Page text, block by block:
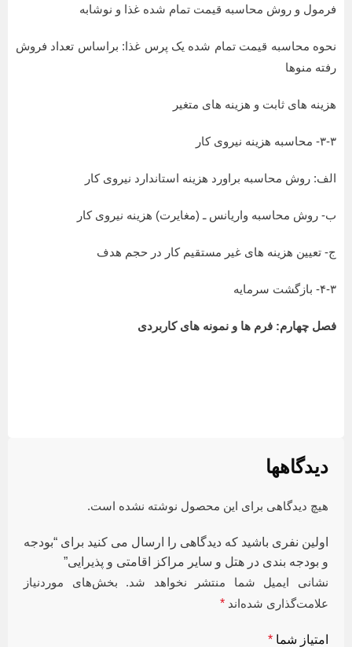
فرمول و روش محاسبه قیمت تمام شده غذا و نوشابه
نحوه محاسبه قیمت تمام شده یک پرس غذا: براساس تعداد فروش
رفته منو‌ها
هزینه های ثابت و هزینه های متغیر
۳-۳- محاسبه هزینه نیروی کار
الف: روش محاسبه براورد هزینه استاندارد نیروی کار
ب- روش محاسبه واریانس ـ (مغایرت) هزینه نیروی کار
ج- تعیین هزینه های غیر مستقیم کار در حجم هدف
۴-۳- بازگشت سرمایه
فصل چهارم: فرم ها و نمونه های کاربردی
دیدگاهها
هیچ دیدگاهی برای این محصول نوشته نشده است.
اولین نفری باشید که دیدگاهی را ارسال می کنید برای “بودجه
و بودجه بندی در هتل و سایر مراکز اقامتی و پذیرایی”
نشانی ایمیل شما منتشر نخواهد شد.
بخش‌های موردنیاز
علامت‌گذاری شده‌اند *
امتیاز شما *